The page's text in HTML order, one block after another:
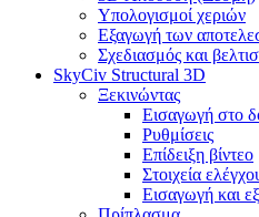
Υπολογισμοί χεριών
Εξαγωγή των
Σχεδιασμός και
SkyCiv Structural 3D
Ξεκινώντας
Εισαγωγή στο
Ρυθμίσεις
Επίδειξη βίντεο
Στοιχεία
Εισαγωγή και